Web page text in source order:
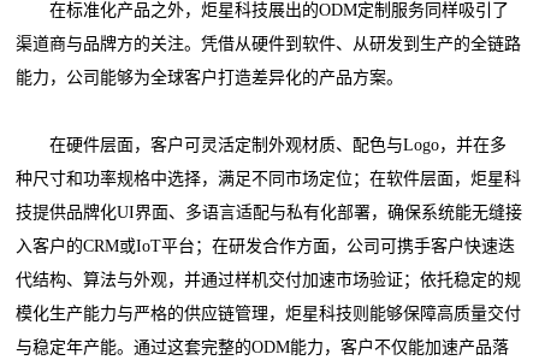
在标准化产品之外，炬星科技展出的ODM定制服务同样吸引了
渠道商与品牌方的关注。凭借从硬件到软件、从研发到生产的全链路
能力，公司能够为全球客户打造差异化的产品方案。
在硬件层面，客户可灵活定制外观材质、配色与Logo，并在多
种尺寸和功率规格中选择，满足不同市场定位；在软件层面，炬星科
技提供品牌化UI界面、多语言适配与私有化部署，确保系统能无缝接
入客户的CRM或IoT平台；在研发合作方面，公司可携手客户快速迭
代结构、算法与外观，并通过样机交付加速市场验证；依托稳定的规
模化生产能力与严格的供应链管理，炬星科技则能够保障高质量交付
与稳定年产能。通过这套完整的ODM能力，客户不仅能加速产品落